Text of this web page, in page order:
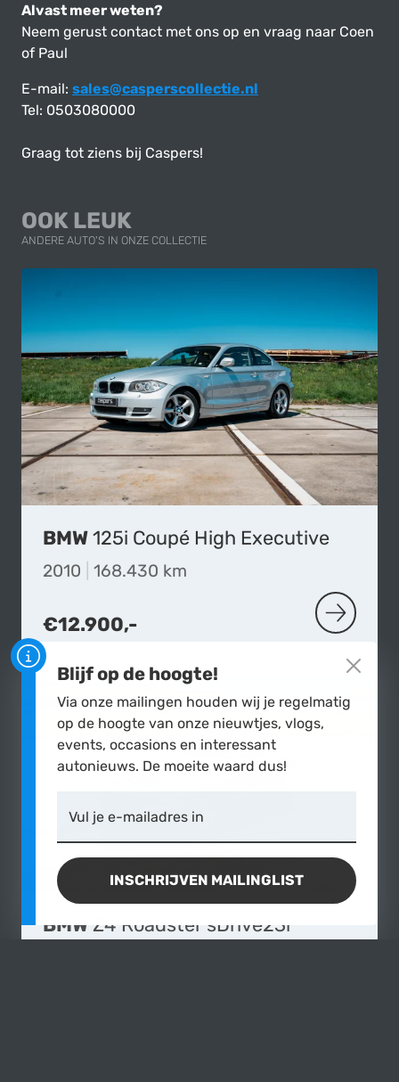
Alvast meer weten?
Neem gerust contact met ons op en vraag naar Coen
of Paul
E-mail: sales@casperscollectie.nl
Tel: 0503080000
Graag tot ziens bij Caspers!
OOK LEUK
ANDERE AUTO'S IN ONZE COLLECTIE
BMW 125i Coupé High Executive
2010 168.430 km
€12.900,- MEER
BMW Z4 Roadster sDrive23i
Blijf op de hoogte!
Via onze mailingen houden wij je regelmatig
op de hoogte van onze nieuwtjes, vlogs,
events, occasions en interessant
autonieuws. De moeite waard dus!
Vul je e-mailadres in
INSCHRIJVEN MAILINGLIST